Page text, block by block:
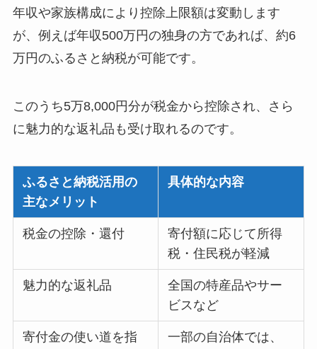
年収や家族構成により控除上限額は変動します
が、例えば年収500万円の独身の方であれば、約6
万円のふるさと納税が可能です。
このうち5万8,000円分が税金から控除され、さら
に魅力的な返礼品も受け取れるのです。
ふるさと納税活用の
主なメリット
具体的な内容
税金の控除・還付
寄付額に応じて所得
税・住民税が軽減
魅力的な返礼品
全国の特産品やサー
ビスなど
寄付金の使い道を指
一部の自治体では、